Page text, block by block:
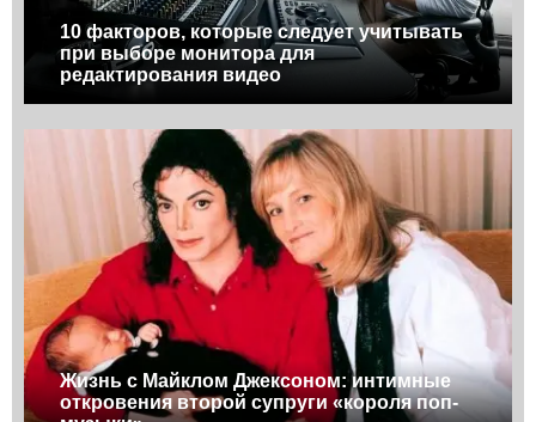
10 факторов, которые следует учитывать
при выборе монитора для
редактирования видео
Жизнь с Майклом Джексоном: интимные
откровения второй супруги «короля поп-